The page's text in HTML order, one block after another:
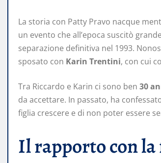
La storia con Patty Pravo nacque
un evento che all’epoca suscitò
separazione definitiva nel 1993.
sposato con Karin Trentini, con cui
Tra Riccardo e Karin ci sono ben 30
da accettare. In passato, ha
figlia crescere e di non poter essere
Il rapporto con